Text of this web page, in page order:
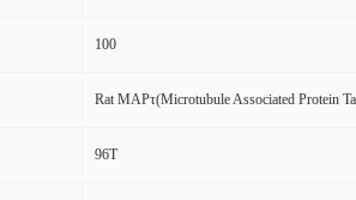
100
Rat MAPτ(Microtubule Associated Protein
96T